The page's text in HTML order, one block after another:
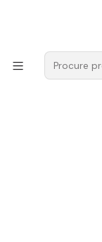
Produtores
Quinta de Alderiz
Verde Branco 75cl